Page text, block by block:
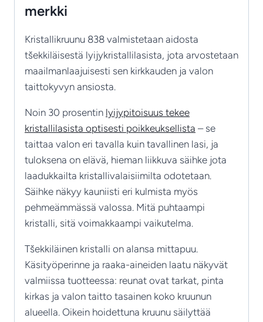
merkki
Kristallikruunu 838 valmistetaan aidosta
tšekkiläisestä lyijykristallilasista, jota arvostetaan
maailmanlaajuisesti sen kirkkauden ja valon
taittokyvyn ansiosta.
Noin 30 prosentin lyijypitoisuus tekee
kristallilasista optisesti poikkeuksellista – se
taittaa valon eri tavalla kuin tavallinen lasi, ja
tuloksena on elävä, hieman liikkuva säihke jota
laadukkailta kristallivalaisiimilta odotetaan.
Säihke näkyy kauniisti eri kulmista myös
pehmeämmässä valossa. Mitä puhtaampi
kristalli, sitä voimakkaampi vaikutelma.
Tšekkiläinen kristalli on alansa mittapuu.
Käsityöperinne ja raaka-aineiden laatu näkyvät
valmiissa tuotteessa: reunat ovat tarkat, pinta
kirkas ja valon taitto tasainen koko kruunun
alueella. Oikein hoidettuna kruunu säilyttää